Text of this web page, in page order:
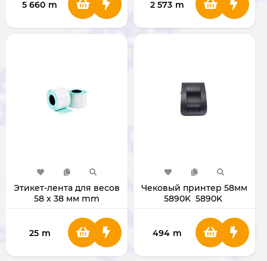
5 660 m 2 573 m
Этикет-лента для весов
58 х 38 мм mm
25 m
Чековый принтер 58мм
5890K 5890K
494 m